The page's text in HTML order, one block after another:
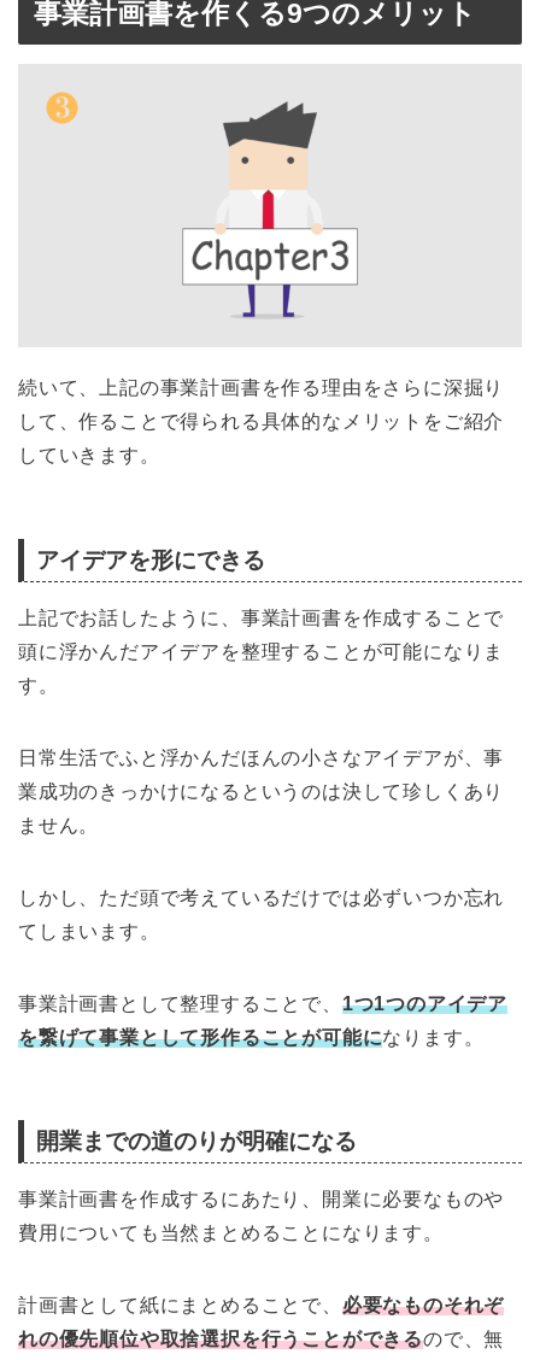
事業計画書を作くる9つのメリット
続いて、上記の事業計画書を作る理由をさらに深掘り
して、作ることで得られる具体的なメリットをご紹介
していきます。
アイデアを形にできる
上記でお話したように、事業計画書を作成することで
頭に浮かんだアイデアを整理することが可能になりま
す。
日常生活でふと浮かんだほんの小さなアイデアが、事
業成功のきっかけになるというのは決して珍しくあり
ません。
しかし、ただ頭で考えているだけでは必ずいつか忘れ
てしまいます。
事業計画書として整理することで、 1つ1つのアイデア
を繋げて事業として形作ることが可能になります。
開業までの道のりが明確になる
事業計画書を作成するにあたり、開業に必要なものや
費用についても当然まとめることになります。
計画書として紙にまとめることで、 必要なものそれぞ
れの優先順位や取捨選択を行うことができるので、無